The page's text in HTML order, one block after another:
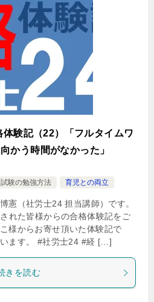
験記（22）「フルタイムワ
かう時間がなかった」
験の勉強方法 育児との両立
憲（社労士24 担当講師）です。
れた皆様からの合格体験記をご
様からお寄せ頂いた体験記で
ます。 #社労士24 #経 […]
きを読む